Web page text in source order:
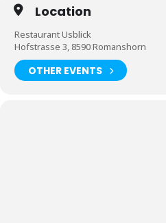
Location
Restaurant Usblick
Hofstrasse 3, 8590 Romanshorn
OTHER EVENTS